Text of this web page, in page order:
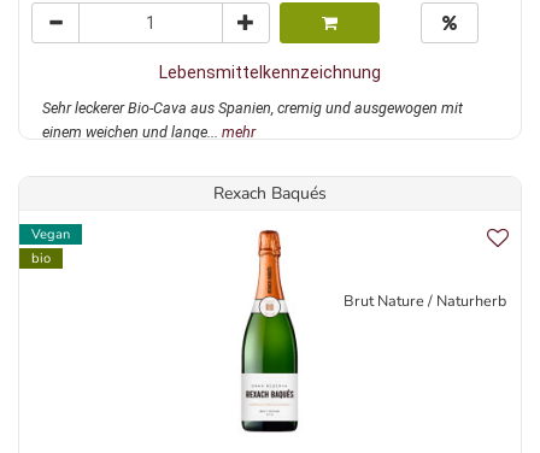
Lebensmittelkennzeichnung
Sehr leckerer Bio-Cava aus Spanien, cremig und ausgewogen mit
einem weichen und lange... mehr
Rexach Baqués
Vegan
bio
Brut Nature / Naturherb